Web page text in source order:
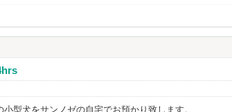
型犬をサンノゼの自宅でお預かり致します。